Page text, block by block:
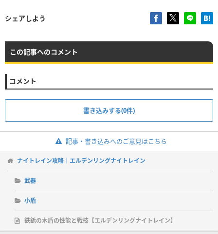
シェアしよう
この記事へのコメント
コメント
書き込みする(0件)
記事・書き込みへのご意見はこちら
ナイトレイン攻略｜エルデンリングナイトレイン
武器
小盾
鉄鋲の木盾の性能と戦技【エルデンリングナイトレイン】